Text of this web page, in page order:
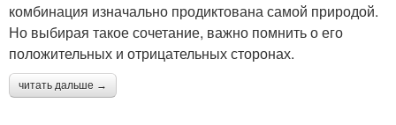
комбинация изначально продиктована самой природой.
Но выбирая такое сочетание, важно помнить о его
положительных и отрицательных сторонах.
читать дальше →